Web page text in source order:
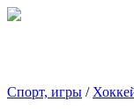
Спорт, игры /